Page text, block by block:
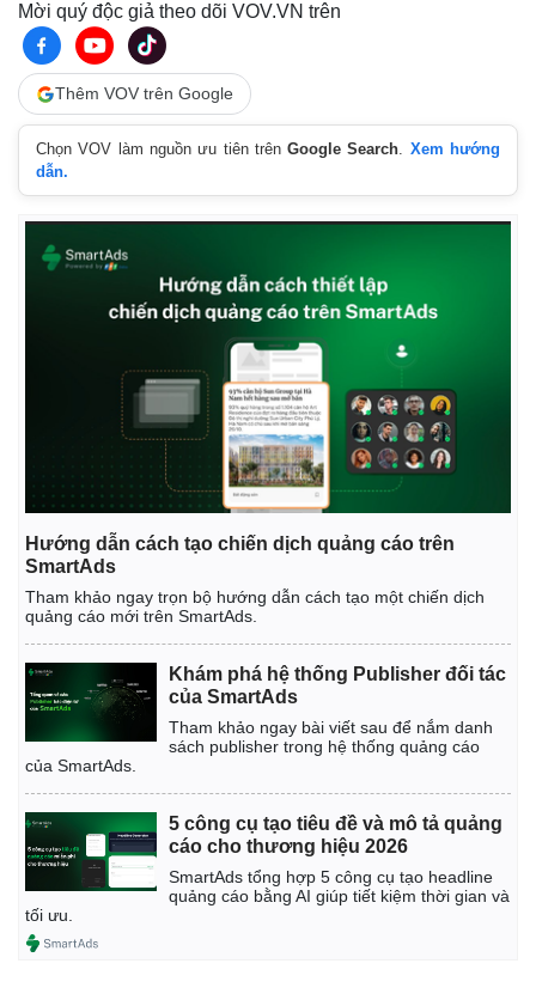
Kinh tế
Bất động sản
Khởi nghiệp
Thị trường
Giá vàng
Tiêu dùng
Tỷ giá
Mời quý độc giả theo dõi VOV.VN trên
Thêm VOV trên Google
Chọn VOV làm nguồn ưu tiên trênGoogle Search. Xem hướng
dẫn.
Hướng dẫn cách tạo chiến dịch quảng cáo trên
SmartAds
Tham khảo ngay trọn bộ hướng dẫn cách tạo một chiến dịch
quảng cáo mới trên SmartAds.
Khám phá hệ thống Publisher đối tác
của SmartAds
Tham khảo ngay bài viết sau để nắm danh
sách publisher trong hệ thống quảng cáo
của SmartAds.
5 công cụ tạo tiêu đề và mô tả quảng
cáo cho thương hiệu 2026
SmartAds tổng hợp 5 công cụ tạo headline
quảng cáo bằng AI giúp tiết kiệm thời gian và
tối ưu.